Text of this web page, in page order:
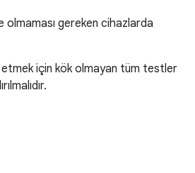
gereken cihazlarda
için kök olmayan tüm testler